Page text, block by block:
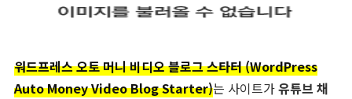
워드프레스 오토 머니 비디오 블로그 스타터 (WordPress
Auto Money Video Blog Starter)는 사이트가유튜브 채